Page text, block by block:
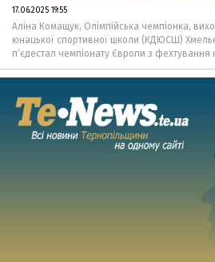
17.06.2025 19:55
Аліна Комащук, Олімпійська чемпіонка,
юнацької спортивної школи (КДЮСШ)
п’єдестал чемпіонату Європи з фехтування